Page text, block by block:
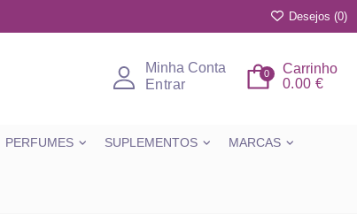
Desejos (0)
Minha Conta
Entrar
Carrinho
0
0.00 €
PERFUMES SUPLEMENTOS MARCAS